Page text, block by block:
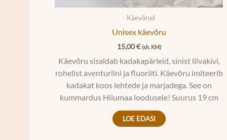
- Käevõrud
Unisex käevõru
15,00€ (sh. KM)
Käevõru sisaldab kadakapärleid, sinist liivakivi,
rohelist aventuriini ja fluoriiti. Käevõru imiteerib
kadakat koos lehtede ja marjadega. See on
kummardus Hiiumaa loodusele! Suurus 19 cm
LOE EDASI